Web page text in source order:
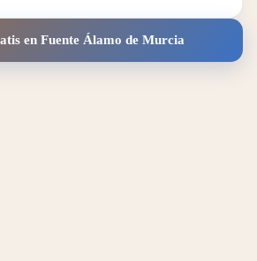
en Fuente Álamo de Murcia